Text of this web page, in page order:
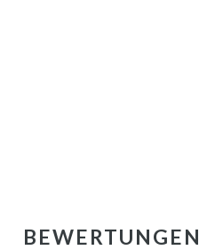
BEWERTUNGEN